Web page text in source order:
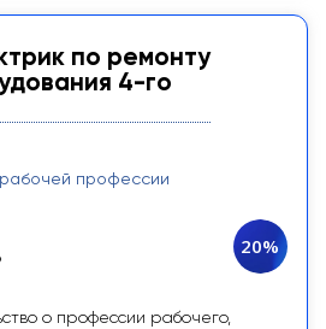
по ремонту
4-го
профессии
о профессии рабочего,
20%